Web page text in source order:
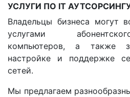
УСЛУГИ ПО IT
Владельцы бизнеса могут
услугами
компьютеров, а также
настройке и поддержке
сетей.
Мы предлагаем